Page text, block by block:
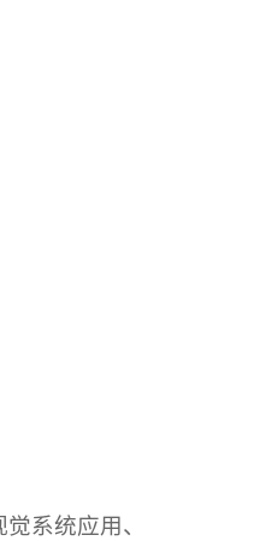
系统应用、